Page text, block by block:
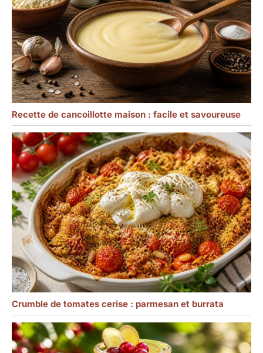
Recette de cancoillotte maison : facile et savoureuse
Crumble de tomates cerise : parmesan et burrata